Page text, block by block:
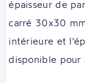
épaisseur de
carré 30x30
intérieure et
disponible pour